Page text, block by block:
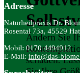
Ändern Sie
schauen.
Adresse
Naturheilpraxis Dr.
Rosental 73a, 45529
Mobil: 0170 4494912
E-Mail: info@das-